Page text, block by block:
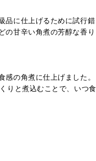
品に仕上げるために試行錯
の甘辛い角煮の芳醇な香り
の角煮に仕上げました。
りと煮込むことで、いつ食